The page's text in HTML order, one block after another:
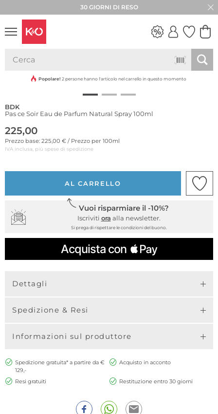
30 GIORNI DI RESO
VIBES
Popolare! 2 persone hanno l'articolo nel carrello in questo momento
BDK
Pas ce Soir Eau de Parfum Natural Spray 100ml
225,00
Prezzo base: 225,00 € / Prezzo per 100ml
IVA inclusa, più spese di spedizione
AL CARRELLO
Vuoi risparmiare il -10%?
Iscriviti ora alla newsletter.
Si prega di rispettare le condizioni del buono.
Dettagli
Spedizione & Resi
Informazioni sul produttore
Spedizione gratuita* a partire da €
129,-
Acquisto in acconto
Resi gratuiti Restituzione entro 30 giorni